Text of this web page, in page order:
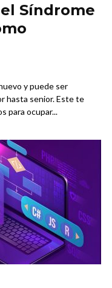
Síndrome
y puede ser
hasta senior. Este te
para ocupar...